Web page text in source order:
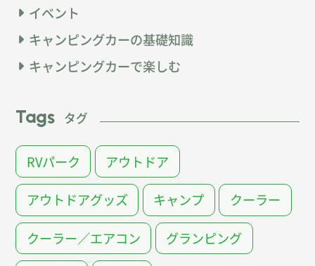
イベント
キャンピングカーの基礎知識
キャンピングカーで楽しむ
Tags タグ
RVパーク アウトドア
アウトドアグッズ キャンプ クーラー
クーラー／エアコン グランピング